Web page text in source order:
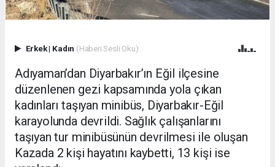
Erkek| Kadın (Haberi Sesli Oku)
Adıyaman’dan Diyarbakır’ın Eğil ilçesine
düzenlenen gezi kapsamında yola çıkan
kadınları taşıyan minibüs, Diyarbakır-Eğil
karayolunda devrildi. Sağlık çalışanlarını
taşıyan tur minibüsünün devrilmesi ile oluşan
Kazada 2 kişi hayatını kaybetti, 13 kişi ise